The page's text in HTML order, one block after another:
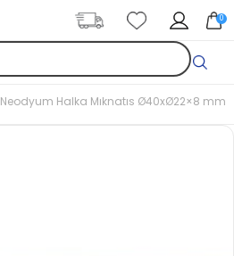
0
Neodyum Halka Mıknatıs Ø40xØ22×8 mm